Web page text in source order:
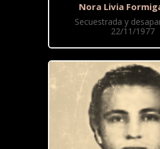
Nora Livia
Secuestrada y
22/11/1977